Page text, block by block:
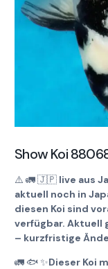
Show Koi
⚠️ 🚛🇯🇵 live aus
aktuell noch in
diesen Koi sind
verfügbar. Aktuell
– kurzfristige
🚛🐟✨Dieser Koi